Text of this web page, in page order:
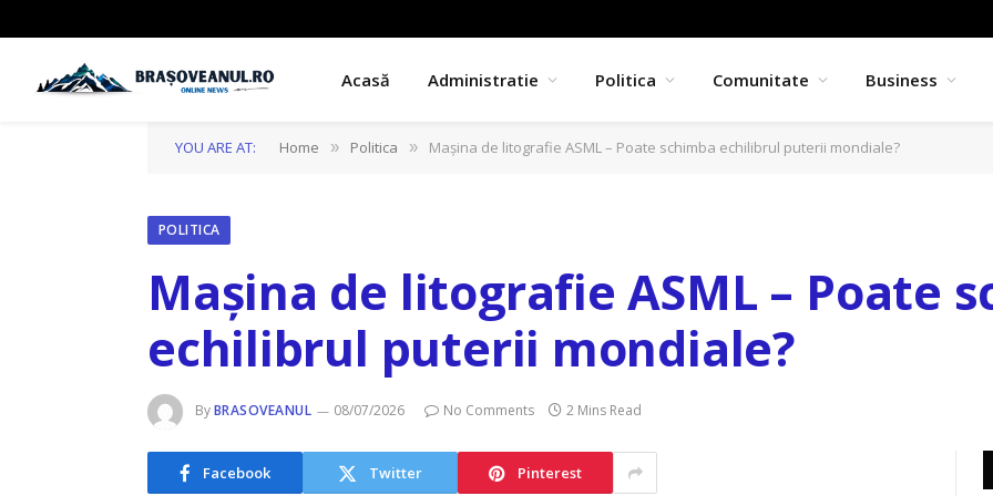
Acasă Administratie Politica Comunitate Business
YOU ARE AT: Home » Politica » Mașina de litografie ASML – Poate schimba echilibrul puterii mondiale?
POLITICA
Mașina de litografie ASML – Poate
echilibrul puterii mondiale?
ByBRASOVEANUL 08/07/2026 No Comments 2 Mins Read
Facebook Twitter Pinterest